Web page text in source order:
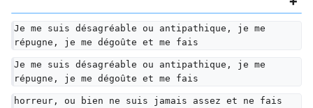
Je me suis désagréable ou antipathique, je me
répugne, je me dégoûte et me fais
Je me suis désagréable ou antipathique, je me
répugne, je me dégoûte et me fais
horreur, ou bien ne suis jamais assez et ne fais